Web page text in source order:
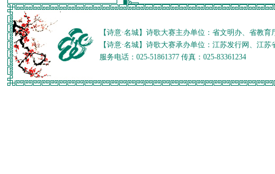
【诗意·名城】诗歌大赛主办单位：省文明办、省教
【诗意·名城】诗歌大赛承办单位：江苏发行网、江
服务电话：025-51861377 传真：025-83361234